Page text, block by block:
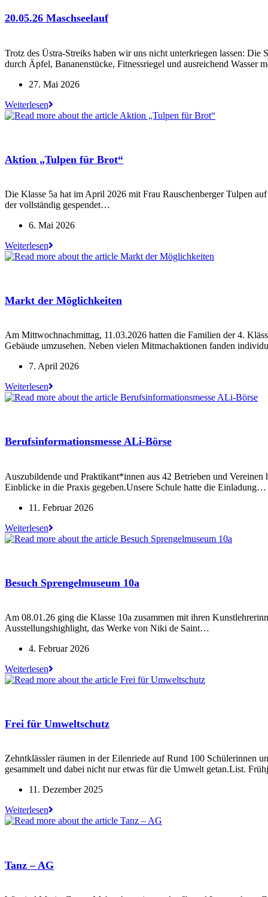
20.05.26 Maschseelauf
Trotz des Üstra-Streiks haben wir uns nicht unterkriegen lassen: Die
durch Äpfel, Bananenstücke, Fitnessriegel und ausreichend Wasser
Beitrag
27. Mai 2026
Weiterlesen20.05.26
Maschseelauf
Aktion „Tulpen für Brot“
Die Klasse 5a hat im April 2026 mit Frau Rauschenberger Tulpen
der vollständig gespendet…
Beitrag
6. Mai 2026
WeiterlesenAktion
„Tulpen
Markt der Möglichkeiten
Am Mittwochnachmittag, 11.03.2026 hatten die Familien der 4.
Gebäude umzusehen. Neben vielen Mitmachaktionen fanden
Beitrag
7. April 2026
WeiterlesenMarkt
der
Berufsinformationsmesse ALi-Börse
Auszubildende und Praktikant*innen aus 42 Betrieben und
Einblicke in die Praxis gegeben.Unsere Schule hatte die Einladung…
Beitrag
11. Februar 2026
WeiterlesenBerufsinformationsmesse
ALi-
Besuch Sprengelmuseum 10a
Am 08.01.26 ging die Klasse 10a zusammen mit ihren
Ausstellungshighlight, das Werke von Niki de Saint…
Beitrag
4. Februar 2026
WeiterlesenBesuch
Sprengelmuseum
Frei für Umweltschutz
Zehntklässler räumen in der Eilenriede auf Rund 100 Schülerinnen
gesammelt und dabei nicht nur etwas für die Umwelt getan.List.
Beitrag
11. Dezember 2025
WeiterlesenFrei
für
Tanz – AG